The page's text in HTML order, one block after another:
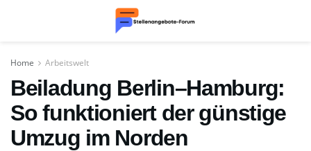
Home Arbeitswelt
Beiladung Berlin–Hamburg:
So funktioniert der günstige
Umzug im Norden